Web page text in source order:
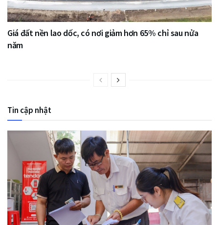
Giá đất nền lao dốc, có nơi giảm hơn 65% chỉ sau nửa
năm
Tin cập nhật